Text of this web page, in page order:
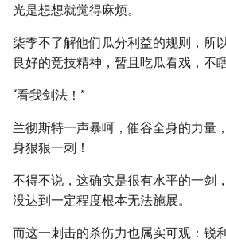
光是想想就觉得麻烦。
柒季不了解他们瓜分利益的规则，所
良好的竞技精神，暂且吃瓜看戏，不
“看我剑法！”
兰彻斯特一声暴呵，催谷全身的力量
身狠狠一刺！
不得不说，这确实是很有水平的一剑
没达到一定程度根本无法施展。
而这一刺击的杀伤力也属实可观：锐